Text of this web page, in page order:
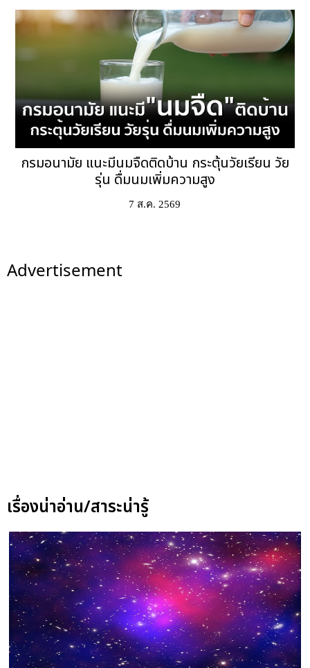
กรมอนามัย แนะมีนมจืดติดบ้าน กระตุ้นวัยเรียน วัย
รุ่น ดื่มนมเพิ่มความสูง
7 ส.ค. 2569
Advertisement
เรื่องน่าอ่าน/สาระน่ารู้